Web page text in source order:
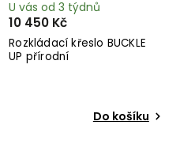
Rozkládací křeslo BUCKLE
UP přírodní
U vás od 3 týdnů
10 450 Kč
Do košíku